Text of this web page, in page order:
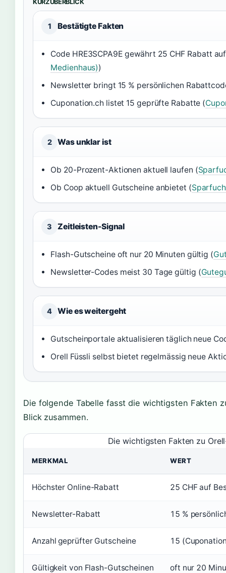
KURZÜBERBLICK
1 Bestätigte Fakten
Code HRE3SCPA9E gewährt 25 CHF Rabatt
Medienhaus))
Newsletter bringt 15 % persönlichen
Cuponation.ch listet 15 geprüfte Rabatte (
2 Was unklar ist
Ob 20-Prozent-Aktionen aktuell laufen (
Ob Coop aktuell Gutscheine anbietet (
3 Zeitleisten-Signal
Flash-Gutscheine oft nur 20 Minuten gültig (
Newsletter-Codes meist 30 Tage gültig (
4 Wie es weitergeht
Gutscheinportale aktualisieren täglich neue
Orell Füssli selbst bietet regelmässig neue
Die folgende Tabelle fasst die wichtigsten Fakten
Blick zusammen.
Die wichtigsten Fakten zu
MERKMAL WERT
Höchster Online-Rabatt 25 CHF auf
Newsletter-Rabatt 15 %
Anzahl geprüfter Gutscheine 15
Gültigkeit von Flash-Gutscheinen oft nur 20